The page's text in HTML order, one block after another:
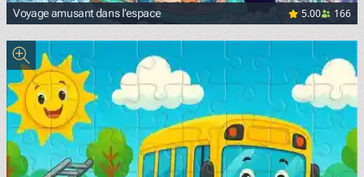
Voyage amusant dans l’espace 5.00 166